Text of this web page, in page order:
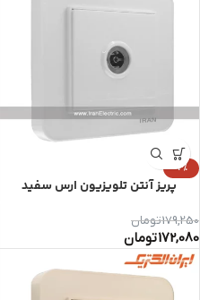
-4%
پریز آنتن تلویزیون ارس سفید
179,250تومان
172,080تومان